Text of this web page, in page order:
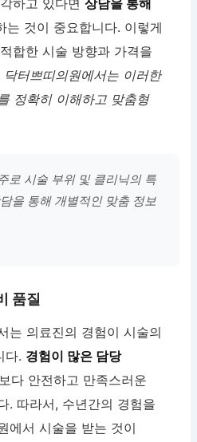
는 것이 중요합니다. 이렇게
합한 시술 방향과 가격을
닥터쁘띠의원에서는 이러한
정확히 이해하고 맞춤형
로 시술 부위 및 클리닉의 특
을 통해 개별적인 맞춤 정보
품질
는 의료진의 경험이 시술의
다. 경험이 많은 담당
다 안전하고 만족스러운
. 따라서, 수년간의 경험을
에서 시술을 받는 것이